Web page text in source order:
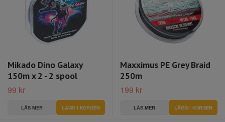
Mikado Dino Galaxy
150m x 2 - 2 spool
99 kr
LÄS MER LÄGG I KORGEN
Maxximus PE Grey Braid
250m
199 kr
LÄS MER LÄGG I KORGEN